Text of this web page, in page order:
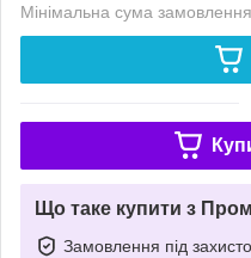
Мінімальна сума
Що таке купити з
Замовлення під